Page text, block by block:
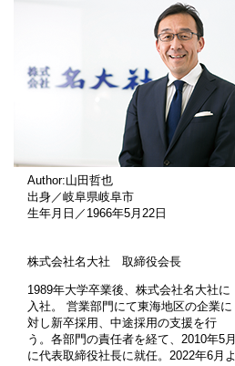
Author:山田哲也
出身／岐阜県岐阜市
生年月日／1966年5月22日
株式会社名大社 取締役会長
1989年大学卒業後、株式会社名大社に
入社。 営業部門にて東海地区の企業に
対し新卒採用、中途採用の支援を行
う。各部門の責任者を経て、2010年5月
に代表取締役社長に就任。2022年6月よ